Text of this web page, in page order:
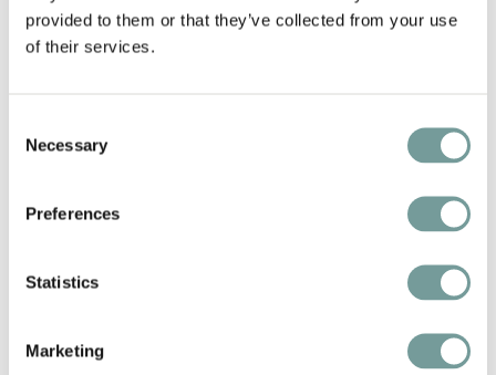
provided to them or that they’ve collected from your use
of their services.
Selection
Necessary
Preferences
Statistics
Marketing
80 Single Malt Whiskys
BESONDERE